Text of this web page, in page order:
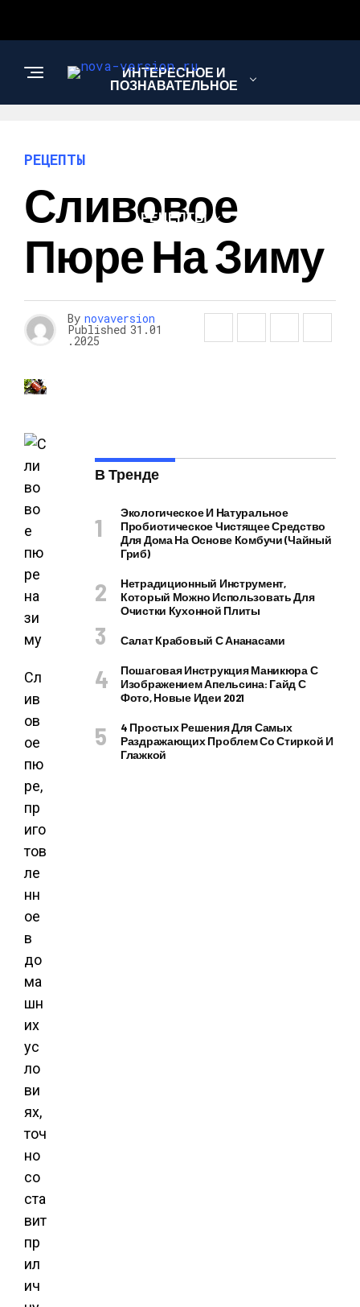
ИНТЕРЕСНОЕ И
ПОЗНАВАТЕЛЬНОЕ
РЕЦЕПТЫ
РЕЦЕПТЫ
Сливовое
Пюре На Зиму
By novaversion
Published 31.01
.2025
Сл
ив
ов
ое
пю
ре,
пр
иго
тов
ле
нн
ое
в
до
ма
шн
их
ус
ло
ви
ях,
точ
но
со
ста
вит
пр
ил
ич
В Тренде
Экологическое И Натуральное
Пробиотическое Чистящее Средство
Для Дома На Основе Комбучи (чайный
Гриб)
Нетрадиционный Инструмент,
Который Можно Использовать Для
Очистки Кухонной Плиты
Салат Крабовый С Ананасами
Пошаговая Инструкция Маникюра С
Изображением Апельсина: Гайд С
Фото, Новые Идеи 2021
4 Простых Решения Для Самых
Раздражающих Проблем Со Стиркой И
Глажкой